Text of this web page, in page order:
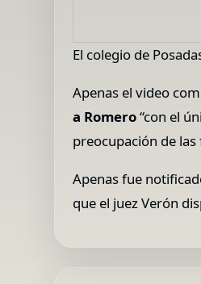
El colegio de
Apenas el video
a Romero“con el
preocupación de
Apenas fue
que el juez Verón